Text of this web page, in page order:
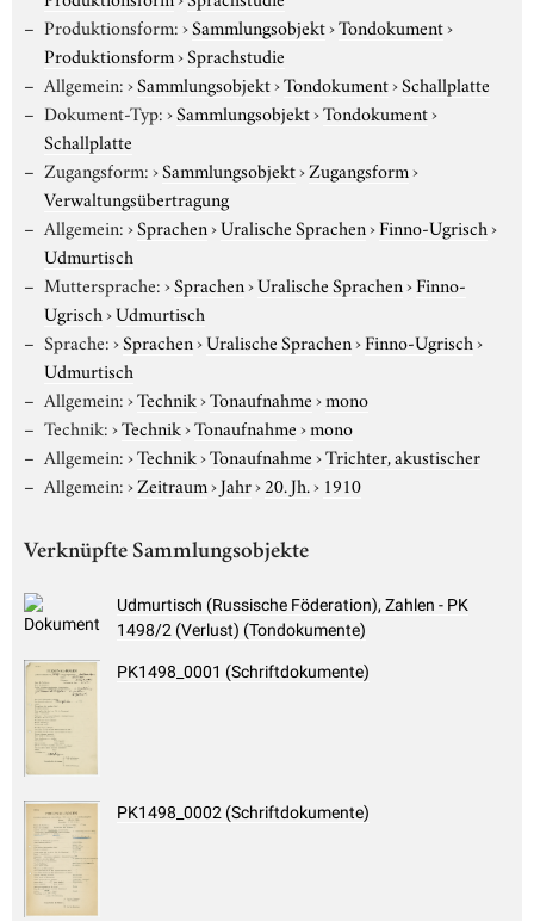
Produktionsform:›Sammlungsobjekt›Tondokument›
Produktionsform›Sprachstudie
Allgemein:›Sammlungsobjekt›Tondokument›Schallplatte
Dokument-Typ:›Sammlungsobjekt›Tondokument›
Schallplatte
Zugangsform:›Sammlungsobjekt›Zugangsform›
Verwaltungsübertragung
Allgemein:›Sprachen›Uralische Sprachen›Finno-Ugrisch›
Udmurtisch
Muttersprache:›Sprachen›Uralische Sprachen›Finno-
Ugrisch›Udmurtisch
Sprache:›Sprachen›Uralische Sprachen›Finno-Ugrisch›
Udmurtisch
Allgemein:›Technik›Tonaufnahme›mono
Technik:›Technik›Tonaufnahme›mono
Allgemein:›Technik›Tonaufnahme›Trichter, akustischer
Allgemein:›Zeitraum›Jahr›20. Jh.› 1910
Verknüpfte Sammlungsobjekte
Udmurtisch (Russische Föderation), Zahlen - PK
1498/2 (Verlust) (Tondokumente)
PK1498_0001 (Schriftdokumente)
PK1498_0002 (Schriftdokumente)